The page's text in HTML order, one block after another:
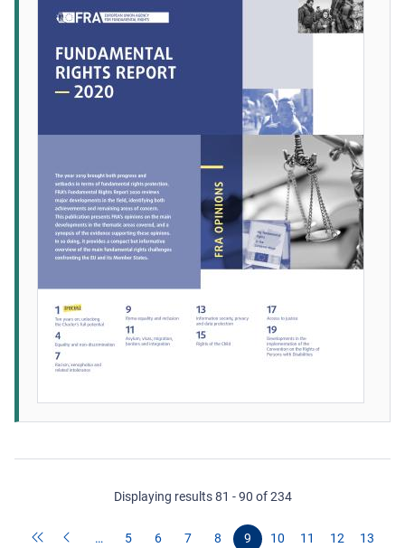
Displaying results 81 - 90 of 234
… 5 6 7 8 9 10 11 12
13